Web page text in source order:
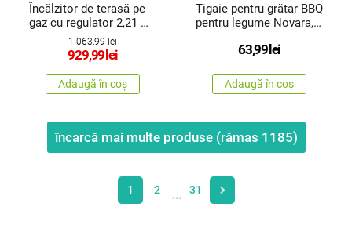
Încălzitor de terasă pe
gaz cu regulator 2,21 m
,oțel inoxidabil
1.063,99 lei
929,99 lei
Adaugă în coș
Tigaie pentru grătar BBQ
pentru legume Novara,
63,99 lei
Adaugă în coș
încarcă mai multe produse (rămas 1185)
1 2 … 31